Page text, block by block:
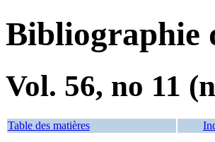
Bibliographie
Vol. 56, no 11
Table des matières